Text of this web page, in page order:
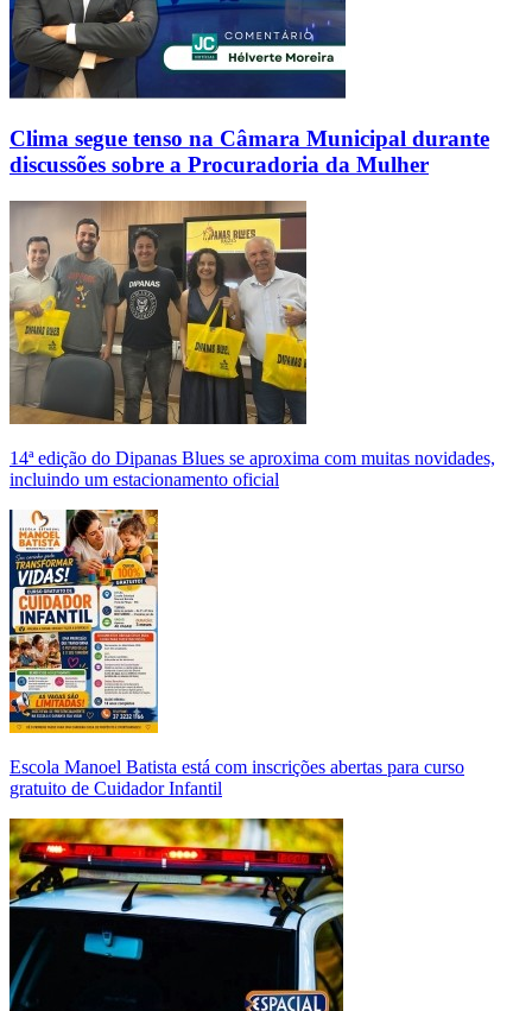
Clima segue tenso na Câmara Municipal durante
discussões sobre a Procuradoria da Mulher
14ª edição do Dipanas Blues se aproxima com muitas novidades,
incluindo um estacionamento oficial
Escola Manoel Batista está com inscrições abertas para curso
gratuito de Cuidador Infantil